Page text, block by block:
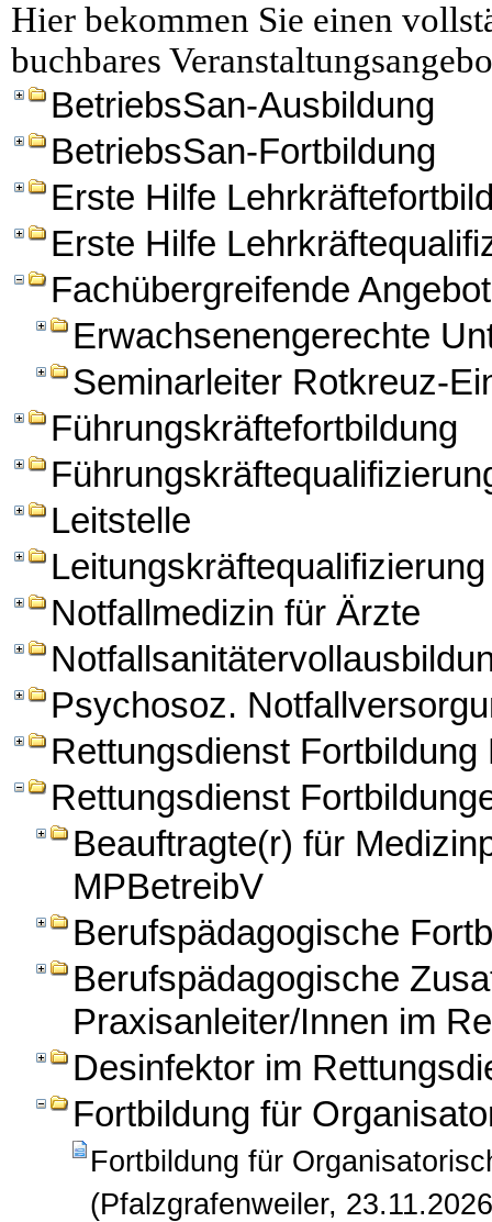
Hier bekommen Sie einen
buchbares
BetriebsSan-Ausbildung
BetriebsSan-Fortbildung
Erste Hilfe
Erste Hilfe
Fachübergreifende
Erwachsenengerechte
Seminarleiter Rotkreuz-
Führungskräftefortbildung
Leitstelle
Leitungskräftequalifizierung
Notfallmedizin für Ärzte
Psychosoz.
Rettungsdienst Fortbildung
Rettungsdienst
Beauftragte(r) für
MPBetreibV
Berufspädagogische
Berufspädagogische
Praxisanleiter/Innen im
Desinfektor im
Fortbildung für
Fortbildung für
(Pfalzgrafenweiler,